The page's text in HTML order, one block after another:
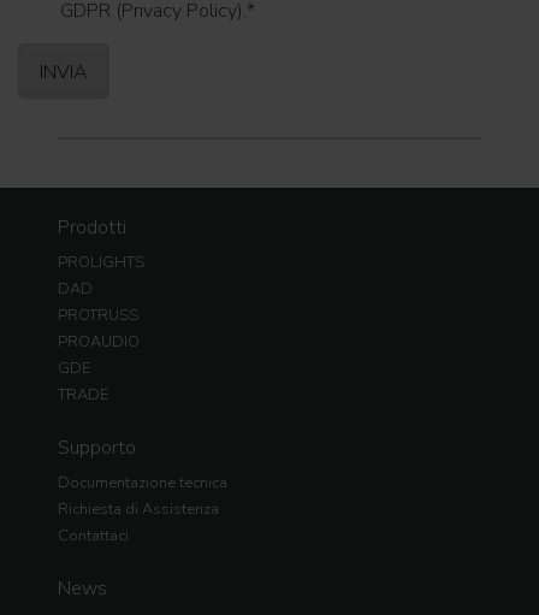
GDPR (Privacy Policy).*
Prodotti
PROLIGHTS
DAD
PROTRUSS
PROAUDIO
GDE
TRADE
Supporto
Documentazione tecnica
Richiesta di Assistenza
Contattaci
News